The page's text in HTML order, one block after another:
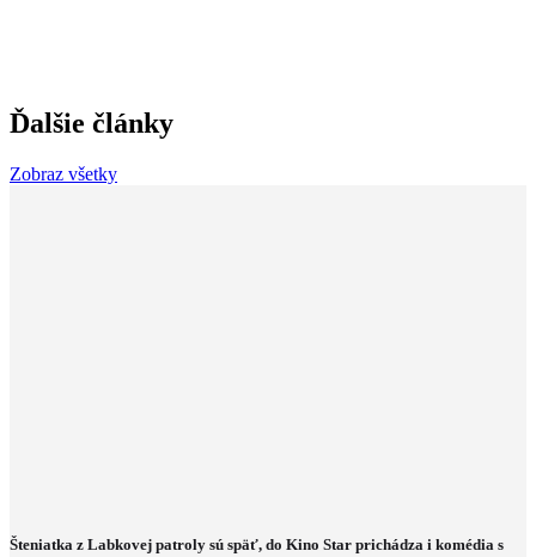
Ďalšie články
Zobraz všetky
Šteniatka z Labkovej patroly sú späť, do Kino Star prichádza i komédia s